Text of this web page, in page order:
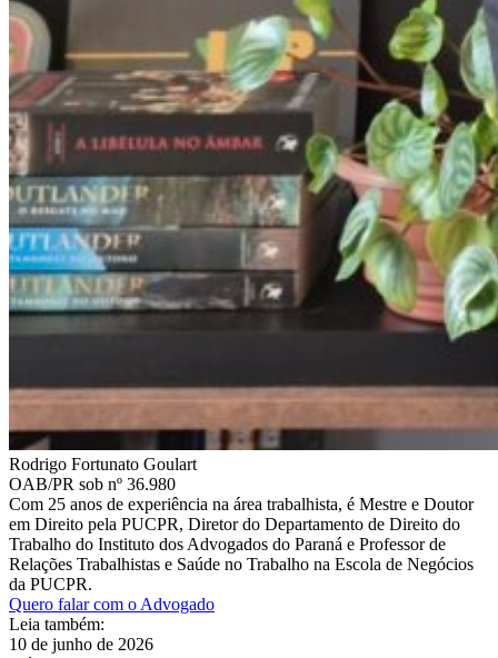
Rodrigo Fortunato Goulart
OAB/PR sob nº 36.980
Com 25 anos de experiência na área trabalhista, é Mestre e Doutor
em Direito pela PUCPR, Diretor do Departamento de Direito do
Trabalho do Instituto dos Advogados do Paraná e Professor de
Relações Trabalhistas e Saúde no Trabalho na Escola de Negócios
da PUCPR.
Quero falar com o Advogado
Leia também:
10 de junho de 2026